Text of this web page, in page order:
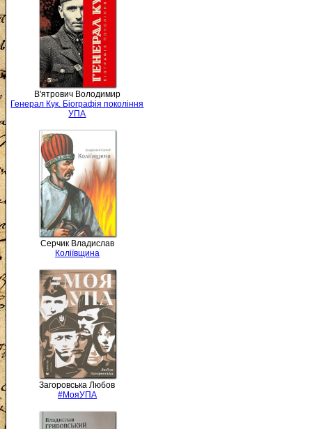
В'ятрович Володимир
Генерал Кук. Біографія покоління
УПА
Серчик Владислав
Коліївщина
Загоровська Любов
#МояУПА